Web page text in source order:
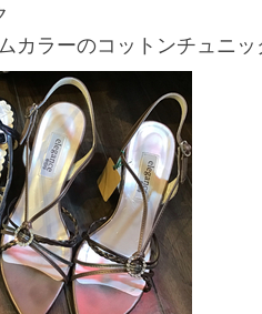
カラーのコットンチュニ